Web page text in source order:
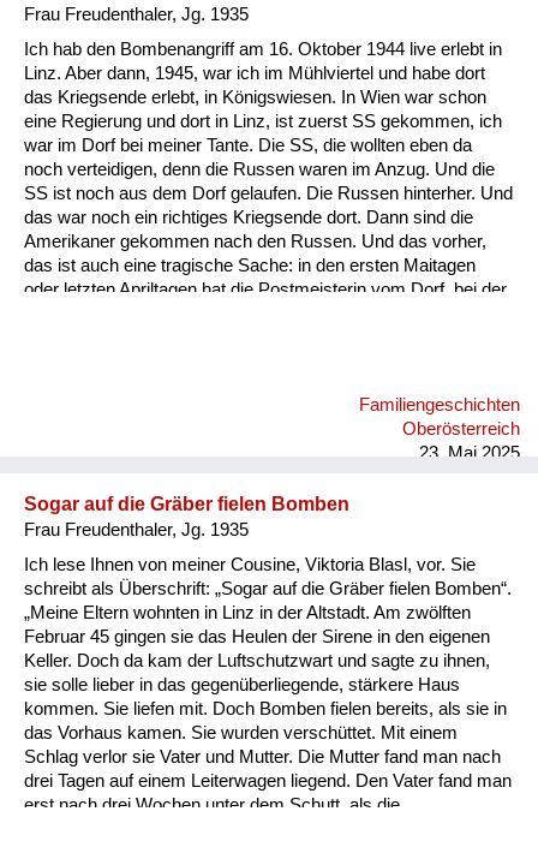
Frau Freudenthaler, Jg. 1935
Ich hab den Bombenangriff am 16. Oktober 1944 live erlebt in
Linz. Aber dann, 1945, war ich im Mühlviertel und habe dort
das Kriegsende erlebt, in Königswiesen. In Wien war schon
eine Regierung und dort in Linz, ist zuerst SS gekommen, ich
war im Dorf bei meiner Tante. Die SS, die wollten eben da
noch verteidigen, denn die Russen waren im Anzug. Und die
SS ist noch aus dem Dorf gelaufen. Die Russen hinterher. Und
das war noch ein richtiges Kriegsende dort. Dann sind die
Amerikaner gekommen nach den Russen. Und das vorher,
das ist auch eine tragische Sache: in den ersten Maitagen
oder letzten Apriltagen hat die Postmeisterin vom Dorf, bei der
noch sofort standrechtlich geköpft oder gehängt. Das war in
Familiengeschichten
Oberösterreich
23. Mai 2025
Sogar auf die Gräber fielen Bomben
Frau Freudenthaler, Jg. 1935
Ich lese Ihnen von meiner Cousine, Viktoria Blasl, vor. Sie
schreibt als Überschrift: „Sogar auf die Gräber fielen Bomben“.
„Meine Eltern wohnten in Linz in der Altstadt. Am zwölften
Februar 45 gingen sie das Heulen der Sirene in den eigenen
Keller. Doch da kam der Luftschutzwart und sagte zu ihnen,
sie solle lieber in das gegenüberliegende, stärkere Haus
kommen. Sie liefen mit. Doch Bomben fielen bereits, als sie in
das Vorhaus kamen. Sie wurden verschüttet. Mit einem
Schlag verlor sie Vater und Mutter. Die Mutter fand man nach
drei Tagen auf einem Leiterwagen liegend. Den Vater fand man
erst nach drei Wochen unter dem Schutt, als die